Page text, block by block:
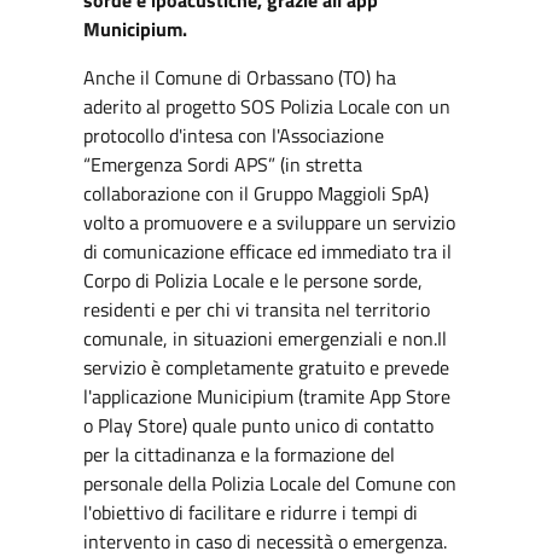
Municipium.
Anche il Comune di Orbassano (TO) ha
aderito al progetto SOS Polizia Locale con un
protocollo d'intesa con l'Associazione
“Emergenza Sordi APS” (in stretta
collaborazione con il Gruppo Maggioli SpA)
volto a promuovere e a sviluppare un servizio
di comunicazione efficace ed immediato tra il
Corpo di Polizia Locale e le persone sorde,
residenti e per chi vi transita nel territorio
comunale, in situazioni emergenziali e non.Il
servizio è completamente gratuito e prevede
l'applicazione Municipium (tramite App Store
o Play Store) quale punto unico di contatto
per la cittadinanza e la formazione del
personale della Polizia Locale del Comune con
l'obiettivo di facilitare e ridurre i tempi di
intervento in caso di necessità o emergenza.